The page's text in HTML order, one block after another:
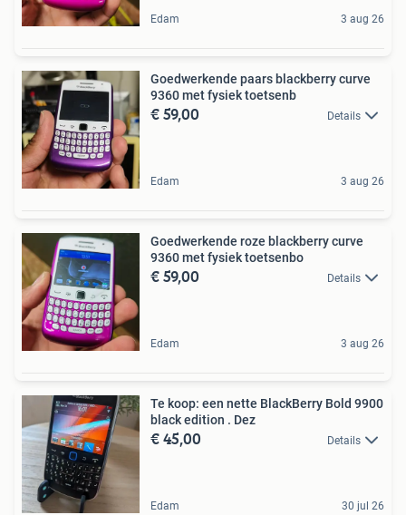
Edam 3 aug 26
Goedwerkende paars blackberry curve
9360 met fysiek toetsenb
€ 59,00 Details
Edam 3 aug 26
Goedwerkende roze blackberry curve
9360 met fysiek toetsenbo
€ 59,00 Details
Edam 3 aug 26
Te koop: een nette BlackBerry Bold 9900
black edition . Dez
€ 45,00 Details
Edam 30 jul 26